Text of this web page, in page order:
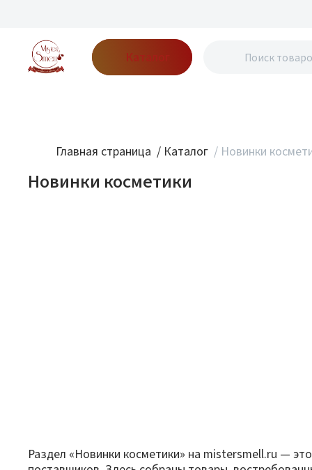
Каталог
Главная страница / Каталог / Новинки
Новинки косметики
Раздел «Новинки косметики» на mistersmell.ru —